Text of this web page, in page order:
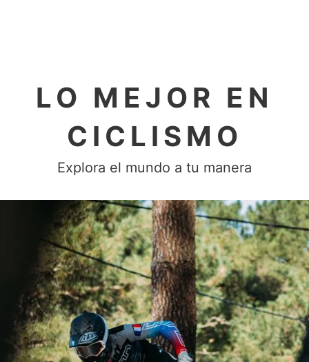
LO MEJOR EN
CICLISMO
Explora el mundo a tu manera